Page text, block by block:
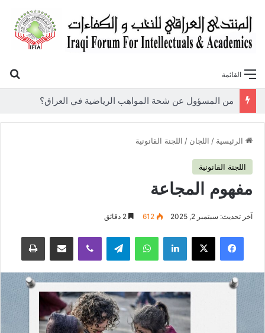
القائمة
الرئيسية / اللجان / اللجنة القانونية
اللجنة القانونية
مفهوم المجاعة
آخر تحديث: سبتمبر 2, 2025 612
فيسبوك لينكدإن واتساب